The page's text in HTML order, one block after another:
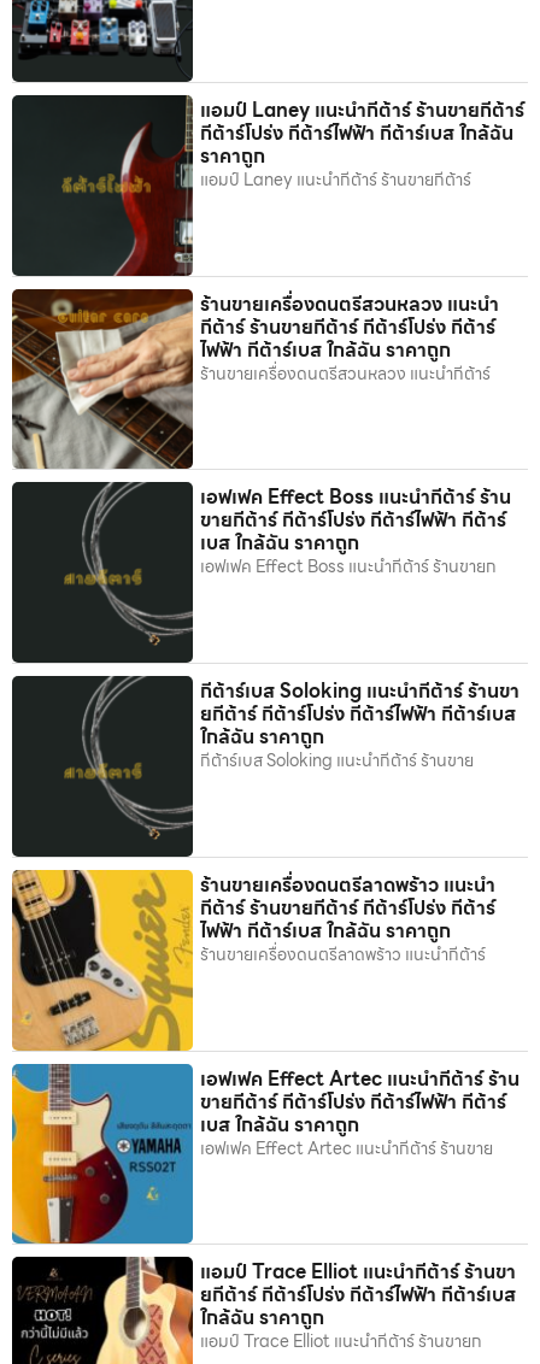
แอมป์ Laney แนะนำกีต้าร์ ร้านขายกีต้าร์
กีต้าร์โปร่ง กีต้าร์ไฟฟ้า กีต้าร์เบส ใกล้ฉัน
ราคาถูก
แอมป์ Laney แนะนำกีต้าร์ ร้านขายกีต้าร์
ร้านขายเครื่องดนตรีสวนหลวง แนะนำ
กีต้าร์ ร้านขายกีต้าร์ กีต้าร์โปร่ง กีต้าร์
ไฟฟ้า กีต้าร์เบส ใกล้ฉัน ราคาถูก
ร้านขายเครื่องดนตรีสวนหลวง แนะนำกีต้าร์
เอฟเฟค Effect Boss แนะนำกีต้าร์ ร้าน
ขายกีต้าร์ กีต้าร์โปร่ง กีต้าร์ไฟฟ้า กีต้าร์
เบส ใกล้ฉัน ราคาถูก
เอฟเฟค Effect Boss แนะนำกีต้าร์ ร้านขายก
กีต้าร์เบส Soloking แนะนำกีต้าร์ ร้านขา
ยกีต้าร์ กีต้าร์โปร่ง กีต้าร์ไฟฟ้า กีต้าร์เบส
ใกล้ฉัน ราคาถูก
กีต้าร์เบส Soloking แนะนำกีต้าร์ ร้านขาย
ร้านขายเครื่องดนตรีลาดพร้าว แนะนำ
กีต้าร์ ร้านขายกีต้าร์ กีต้าร์โปร่ง กีต้าร์
ไฟฟ้า กีต้าร์เบส ใกล้ฉัน ราคาถูก
ร้านขายเครื่องดนตรีลาดพร้าว แนะนำกีต้าร์
เอฟเฟค Effect Artec แนะนำกีต้าร์ ร้าน
ขายกีต้าร์ กีต้าร์โปร่ง กีต้าร์ไฟฟ้า กีต้าร์
เบส ใกล้ฉัน ราคาถูก
เอฟเฟค Effect Artec แนะนำกีต้าร์ ร้านขาย
แอมป์ Trace Elliot แนะนำกีต้าร์ ร้านขา
ยกีต้าร์ กีต้าร์โปร่ง กีต้าร์ไฟฟ้า กีต้าร์เบส
ใกล้ฉัน ราคาถูก
แอมป์ Trace Elliot แนะนำกีต้าร์ ร้านขายก